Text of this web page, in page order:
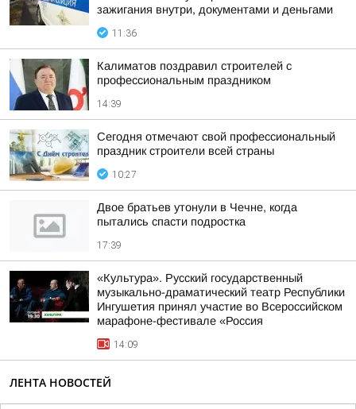
зажигания внутри, документами и деньгами
11:36
Калиматов поздравил строителей с
профессиональным праздником
14:39
Сегодня отмечают свой профессиональный
праздник строители всей страны
10:27
Двое братьев утонули в Чечне, когда
пытались спасти подростка
17:39
«Культура». Русский государственный
музыкально-драматический театр Республики
Ингушетия принял участие во Всероссийском
марафоне-фестивале «Россия
14:09
ЛЕНТА НОВОСТЕЙ